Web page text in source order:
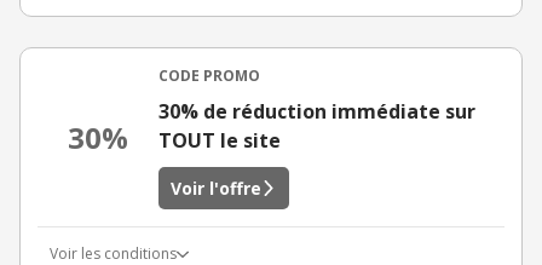
30%
CODE PROMO
30% de réduction immédiate sur
TOUT le site
Voir l'offre
Voir les conditions